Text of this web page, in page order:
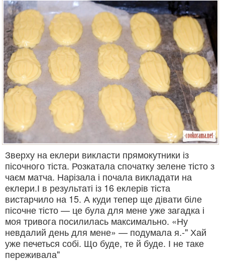
Зверху на еклери викласти прямокутники із
пісочного тіста. Розкатала спочатку зелене тісто з
чаєм матча. Нарізала і почала викладати на
еклери.І в результаті із 16 еклерів тіста
вистарчило на 15. А куди тепер ще дівати біле
пісочне тісто — це була для мене уже загадка і
моя тривога посилилась максимально. «Ну
невдалий день для мене» — подумала я.-" Хай
уже печеться собі. Що буде, те й буде. І не таке
переживала"